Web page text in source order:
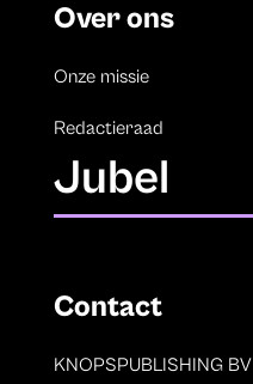
Over ons
Onze missie
Redactieraad
Jubel
Contact
KNOPSPUBLISHING BV